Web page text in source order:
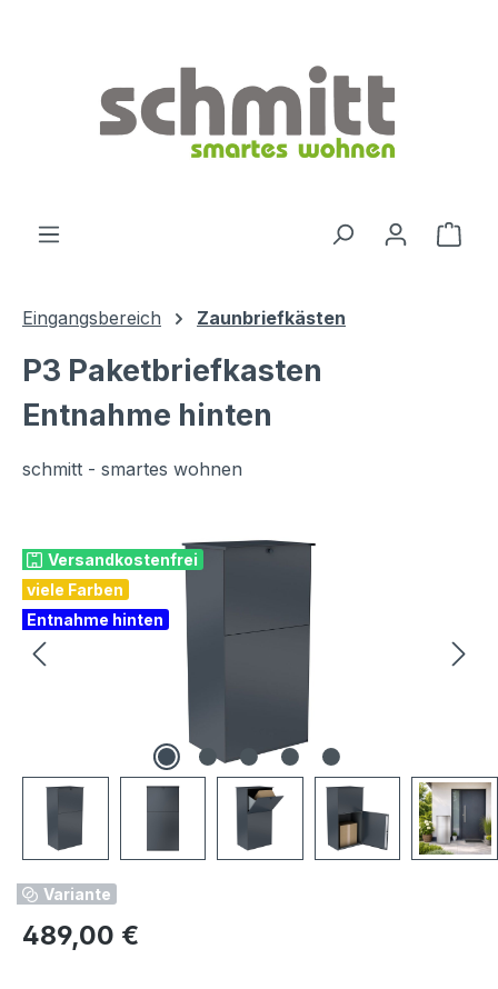
Eingangsbereich Zaunbriefkästen
P3 Paketbriefkasten
Entnahme hinten
schmitt - smartes wohnen
Versandkostenfrei
viele Farben
Entnahme hinten
Variante
Regulärer Preis:
489,00 €